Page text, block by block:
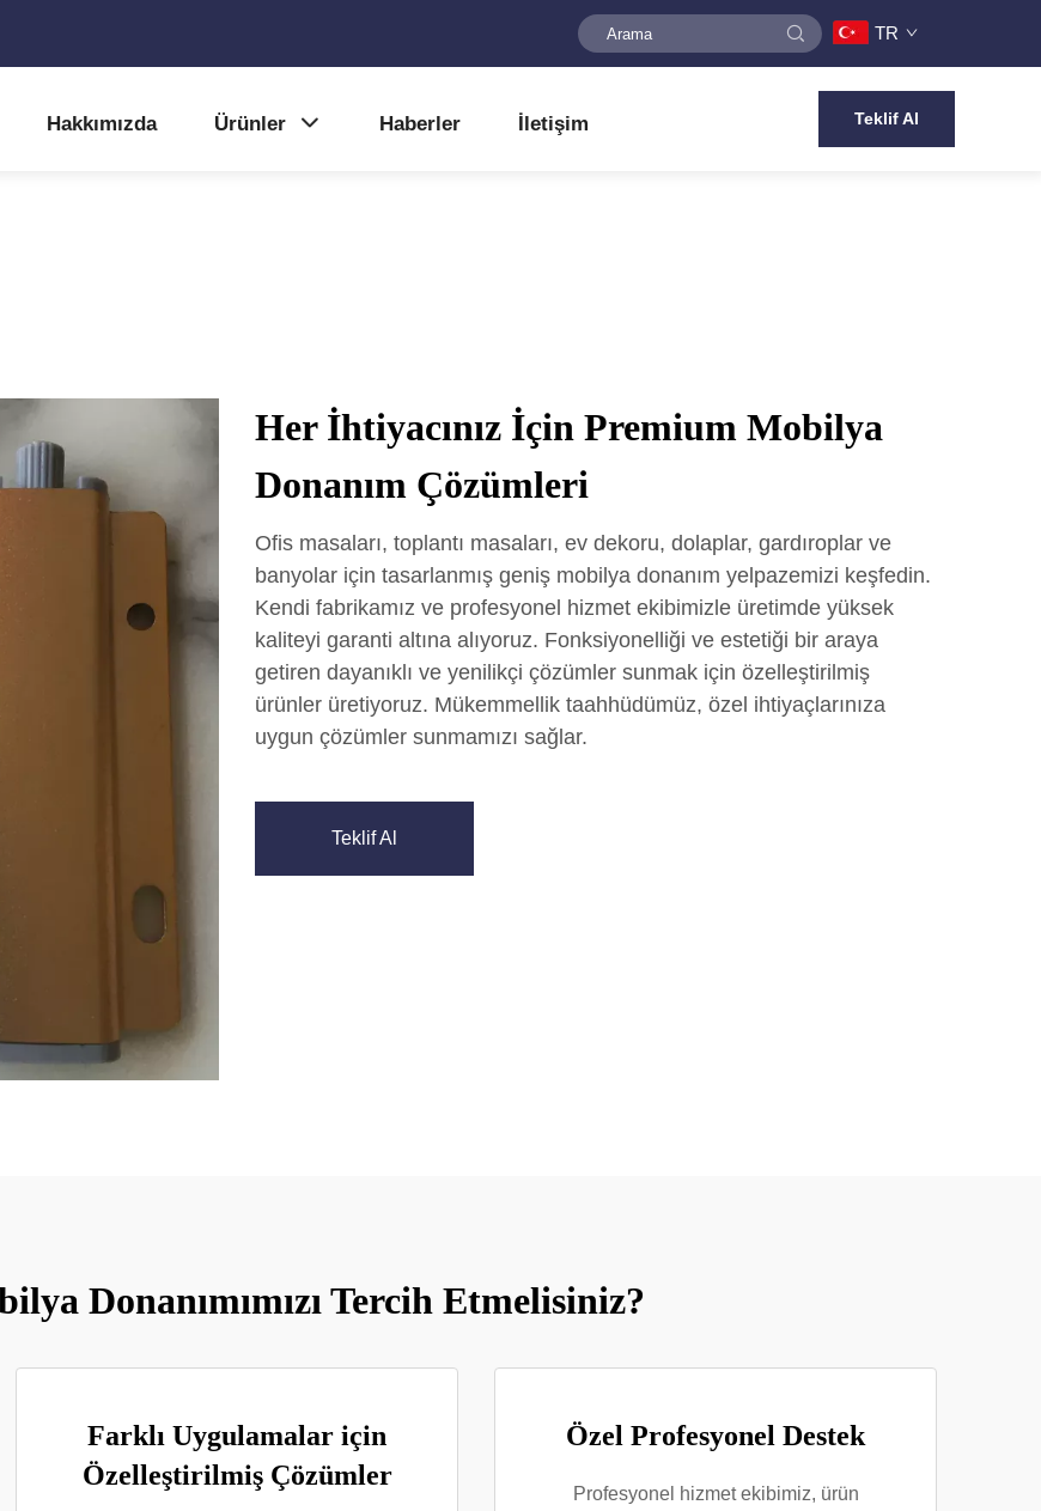
TR
Hakkımızda Ürünler Haberler İletişim Teklif Al
Her İhtiyacınız İçin Premium Mobilya
Donanım Çözümleri
Ofis masaları, toplantı masaları, ev dekoru, dolaplar, gardıroplar ve
banyolar için tasarlanmış geniş mobilya donanım yelpazemizi keşfedin.
Kendi fabrikamız ve profesyonel hizmet ekibimizle üretimde yüksek
kaliteyi garanti altına alıyoruz. Fonksiyonelliği ve estetiği bir araya
getiren dayanıklı ve yenilikçi çözümler sunmak için özelleştirilmiş
ürünler üretiyoruz. Mükemmellik taahhüdümüz, özel ihtiyaçlarınıza
uygun çözümler sunmamızı sağlar.
Teklif Al
Donanımımızı Tercih Etmelisiniz?
Farklı Uygulamalar için
Özelleştirilmiş Çözümler
Özel Profesyonel Destek
Profesyonel hizmet ekibimiz, ürün